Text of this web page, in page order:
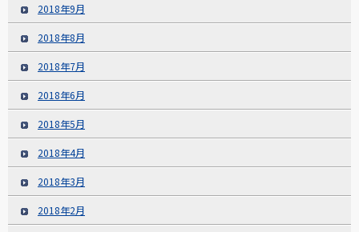
2018年9月
2018年8月
2018年7月
2018年6月
2018年5月
2018年4月
2018年3月
2018年2月